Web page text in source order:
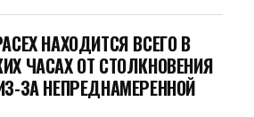
НАХОДИТСЯ ВСЕГО В
ЧАСАХ ОТ СТОЛКНОВЕНИЯ
ЗА НЕПРЕДНАМЕРЕННОЙ